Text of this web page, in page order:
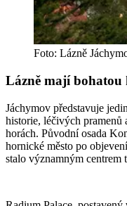
Foto: Lázně
Lázně mají bohatou
Jáchymov představuje
historie, léčivých pramenů
horách. Původní osada
hornické město po
stalo významným centrem